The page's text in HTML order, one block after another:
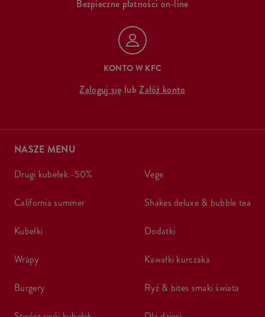
Bezpieczne płatności on-line
KONTO W KFC
Zaloguj się lubZałóż konto
NASZE MENU
drugi kubełek -50%
california summer
kubełki
wrapy
burgery
vege
shakes deluxe & bubble tea
dodatki
kawałki kurczaka
ryż & bites smaki świata